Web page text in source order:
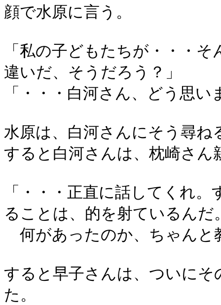
顔で水原に言う。
「私の子どもたちが・・・
違いだ、そうだろう？」
「・・・白河さん、どう思い
水原は、白河さんにそう尋ね
すると白河さんは、枕崎さ
「・・・正直に話してくれ
ることは、的を射ているんだ
何があったのか、ちゃんと
すると早子さんは、ついに
た。